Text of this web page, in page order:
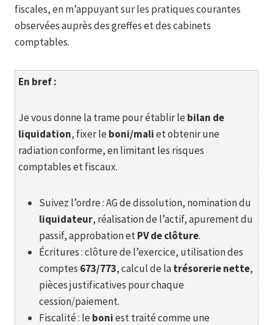
fiscales, en m’appuyant sur les pratiques courantes
observées auprès des greffes et des cabinets
comptables.
En bref :
Je vous donne la trame pour établir le bilan de
liquidation, fixer le boni/maliet obtenir une
radiation conforme, en limitant les risques
comptables et fiscaux.
Suivez l’ordre : AG de dissolution, nomination du
liquidateur, réalisation de l’actif, apurement du
passif, approbation etPV de clôture.
Écritures : clôture de l’exercice, utilisation des
comptes 673/773, calcul de latrésorerie nette,
pièces justificatives pour chaque
cession/paiement.
Fiscalité : le boniest traité comme une